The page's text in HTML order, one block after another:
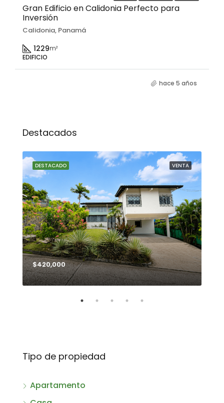
Gran Edificio en Calidonia Perfecto para
Inversión
Calidonia, Panamá
1229m²
EDIFICIO
hace 5 años
Destacados
VENTA
DESTACADO
$420,000
Tipo de propiedad
Apartamento